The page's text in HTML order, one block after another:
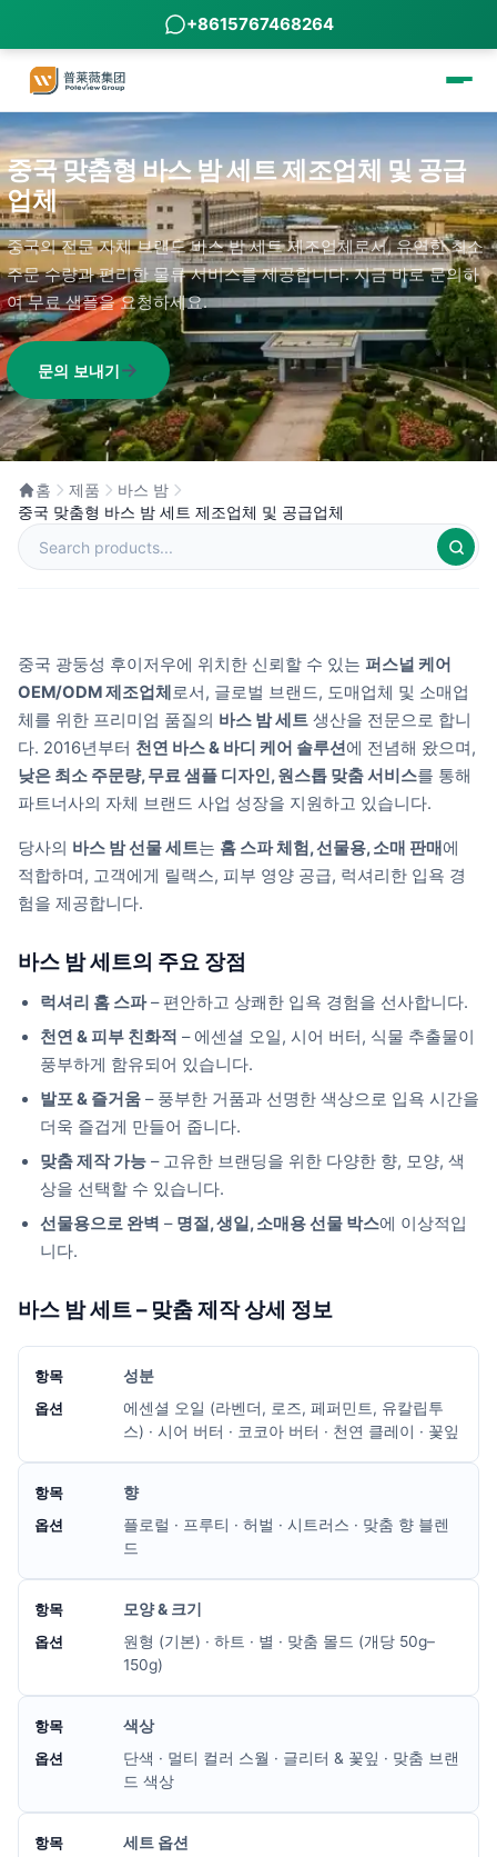
+8615767468264
중국 맞춤형 바스 밤 세트 제조업체 및 공급
업체
중국의 전문 자체 브랜드 바스 밤 세트 제조업체로서, 유연한 최소
주문 수량과 편리한 물류 서비스를 제공합니다. 지금 바로 문의하
여 무료 샘플을 요청하세요.
문의 보내기
홈 제품
바스 밤
중국 맞춤형 바스 밤 세트 제조업체 및 공급업체
중국 광둥성 후이저우에 위치한 신뢰할 수 있는 퍼스널 케어
OEM/ODM 제조업체로서, 글로벌 브랜드, 도매업체 및 소매업
체를 위한 프리미엄 품질의 바스 밤 세트 생산을 전문으로 합니
다. 2016년부터 천연 바스 & 바디 케어 솔루션에 전념해 왔으며,
낮은 최소 주문량, 무료 샘플 디자인, 원스톱 맞춤 서비스를 통해
파트너사의 자체 브랜드 사업 성장을 지원하고 있습니다.
당사의 바스 밤 선물 세트는 홈 스파 체험, 선물용, 소매 판매에
적합하며, 고객에게 릴랙스, 피부 영양 공급, 럭셔리한 입욕 경
험을 제공합니다.
바스 밤 세트의 주요 장점
럭셔리 홈 스파– 편안하고 상쾌한 입욕 경험을 선사합니다.
천연 & 피부 친화적 – 에센셜 오일, 시어 버터, 식물 추출물이
풍부하게 함유되어 있습니다.
발포 & 즐거움 – 풍부한 거품과 선명한 색상으로 입욕 시간을
더욱 즐겁게 만들어 줍니다.
맞춤 제작 가능 – 고유한 브랜딩을 위한 다양한 향, 모양, 색
상을 선택할 수 있습니다.
선물용으로 완벽 – 명절, 생일, 소매용 선물 박스에 이상적입
니다.
바스 밤 세트 – 맞춤 제작 상세 정보
성분
에센셜 오일 (라벤더, 로즈, 페퍼민트, 유칼립투
스) · 시어 버터 · 코코아 버터 · 천연 클레이 · 꽃잎
향
플로럴 · 프루티 · 허벌 · 시트러스 · 맞춤 향 블렌
드
모양 & 크기
원형 (기본) · 하트 · 별 · 맞춤 몰드 (개당 50g–
150g)
색상
단색 · 멀티 컬러 스월 · 글리터 & 꽃잎 · 맞춤 브랜
드 색상
세트 옵션